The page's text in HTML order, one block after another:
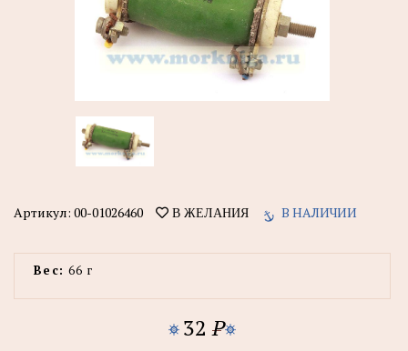
Артикул: 00-01026460 В ЖЕЛАНИЯ В НАЛИЧИИ
Вес: 66 г
32 P